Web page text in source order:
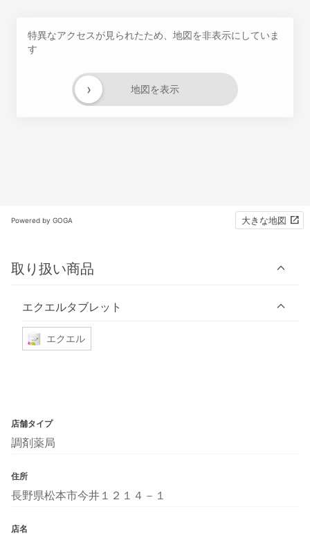
特異なアクセスが見られたため、地図を非表示にしていま
す
地図を表示
›
Powered by GOGA 大きな地図
取り扱い商品
エクエルタブレット
エクエル
店舗タイプ
調剤薬局
住所
長野県松本市今井１２１４－１
店名